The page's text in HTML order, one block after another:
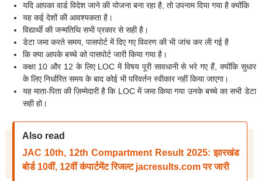
यदि आपका वार्ड विदेश जाने की योजना बना रहा है, तो उपनाम दिया गया है क्योंकि
यह कई देशों की आवश्यकता है।
विद्यार्थी की जन्मतिथि सभी प्रकार से सही है।
डेटा जमा करते समय, पासपोर्ट में दिए गए विवरण की भी जांच कर ली गई है
कि क्या आपके बच्चे को पासपोर्ट जारी किया गया है।
कक्षा 10 और 12 के लिए LOC में विषय पूरी सावधानी से भरे गए हैं, क्योंकि सुधार
के लिए निर्धारित समय के बाद कोई भी परिवर्तन स्वीकार नहीं किया जाएगा।
यह माता-पिता की ज़िम्मेदारी है कि LOC में जमा किया गया उनके बच्चे का सभी डेटा
सही हो।
Also read
JAC 10th, 12th Compartment Result 2025: झारखंड
बोर्ड 10वीं, 12वीं कंपार्टमेंट रिजल्ट jacresults.com पर जारी